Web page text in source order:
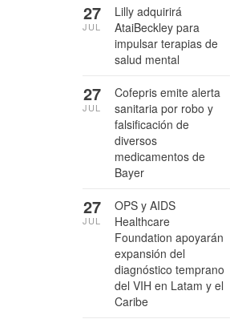
Lilly adquirirá
AtaiBeckley para
impulsar terapias de
salud mental
27
JUL
Cofepris emite alerta
sanitaria por robo y
falsificación de
diversos
medicamentos de
Bayer
27
JUL
OPS y AIDS
Healthcare
Foundation apoyarán
expansión del
diagnóstico temprano
del VIH en Latam y el
Caribe
27
JUL